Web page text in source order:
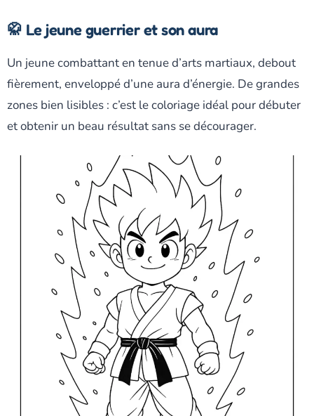
🥋 Le jeune guerrier et son aura
Un jeune combattant en tenue d’arts martiaux, debout
fièrement, enveloppé d’une aura d’énergie. De grandes
zones bien lisibles : c’est le coloriage idéal pour débuter
et obtenir un beau résultat sans se décourager.